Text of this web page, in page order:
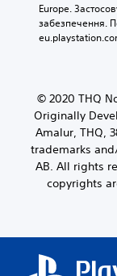
Europe.
забезпечення.
© 2020 THQ
Originally
Amalur, THQ,
trademarks
AB. All rights
copyrights